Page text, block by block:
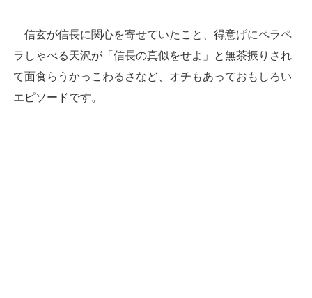
信玄が信長に関心を寄せていたこと、得意げにペラペ
ラしゃべる天沢が「信長の真似をせよ」と無茶振りされ
て面食らうかっこわるさなど、オチもあっておもしろい
エピソードです。